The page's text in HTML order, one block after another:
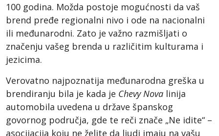
100 godina. Možda postoje mogućnosti da vaš
brend pređe regionalni nivo i ode na nacionalni
ili međunarodni. Zato je važno razmišljati o
značenju vašeg brenda u različitim kulturama i
jezicima.
Verovatno najpoznatija međunarodna greška u
brendiranju bila je kada je Chevy Nova linija
automobila uvedena u države španskog
govornog područja, gde te reči znače „Ne idite“ –
asocijacija koju ne želite da ljudi imaju na vašu